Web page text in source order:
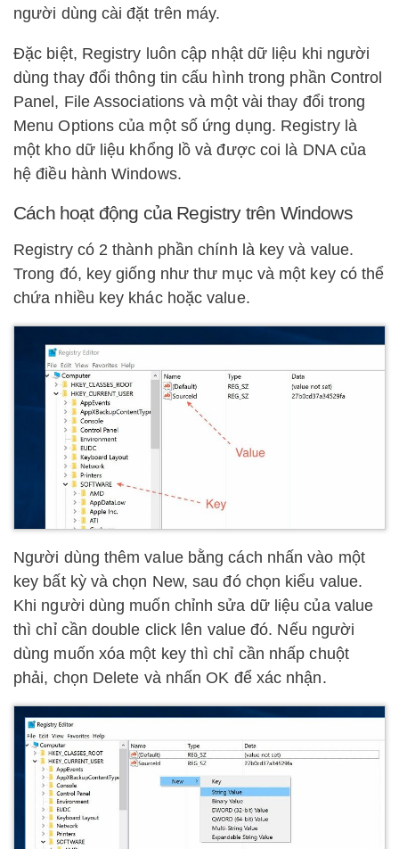
người dùng cài đặt trên máy.
Đặc biệt, Registry luôn cập nhật dữ liệu khi người
dùng thay đổi thông tin cấu hình trong phần Control
Panel, File Associations và một vài thay đổi trong
Menu Options của một số ứng dụng. Registry là
một kho dữ liệu khổng lồ và được coi là DNA của
hệ điều hành Windows.
Cách hoạt động của Registry trên Windows
Registry có 2 thành phần chính là key và value.
Trong đó, key giống như thư mục và một key có thể
chứa nhiều key khác hoặc value.
Người dùng thêm value bằng cách nhấn vào một
key bất kỳ và chọn New, sau đó chọn kiểu value.
Khi người dùng muốn chỉnh sửa dữ liệu của value
thì chỉ cần double click lên value đó. Nếu người
dùng muốn xóa một key thì chỉ cần nhấp chuột
phải, chọn Delete và nhấn OK để xác nhận.